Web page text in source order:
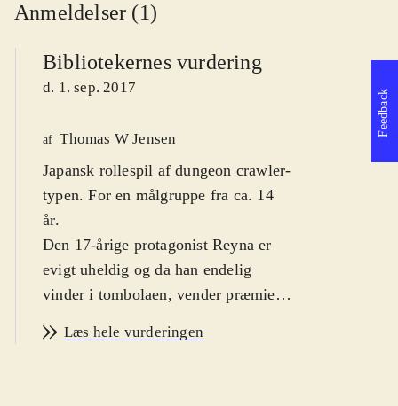
Anmeldelser (1)
Bibliotekernes vurdering
d. 1. sep. 2017
af Thomas W Jensen
Japansk rollespil af dungeon crawler-
typen. For en målgruppe fra ca. 14
år.
Den 17-årige protagonist Reyna er
evigt uheldig og da han endelig
vinder i tombolaen, vender præmien
Præmien er, at han bliver en gud i et
Læs hele vurderingen
Feedback